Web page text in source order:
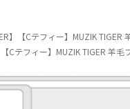
】【Cテフィー】MUZIK
【Cテフィー】MUZIK TIGER 羊